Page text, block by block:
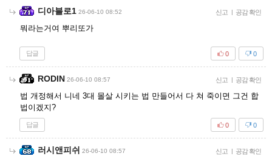
디아블로1 26-06-10 08:52 신고 | 공감 확인
뭐라는거여 뿌리또가
답글 0
0
RODIN 26-06-10 08:57 신고 | 공감 확인
법 개정해서 니네 3대 몰살 시키는 법 만들어서 다 쳐 죽이면 그건 합
법이겠지?
답글 0
0
러시앤피쉬 26-06-10 08:57 신고 | 공감 확인